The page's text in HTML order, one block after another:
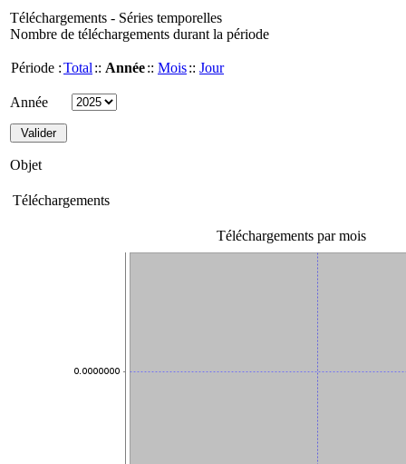
Téléchargements - Séries temporelles
Nombre de téléchargements durant la période
Période :Total :: Année:: Mois:: Jour
Année
Objet
Téléchargements
Téléchargements par mois